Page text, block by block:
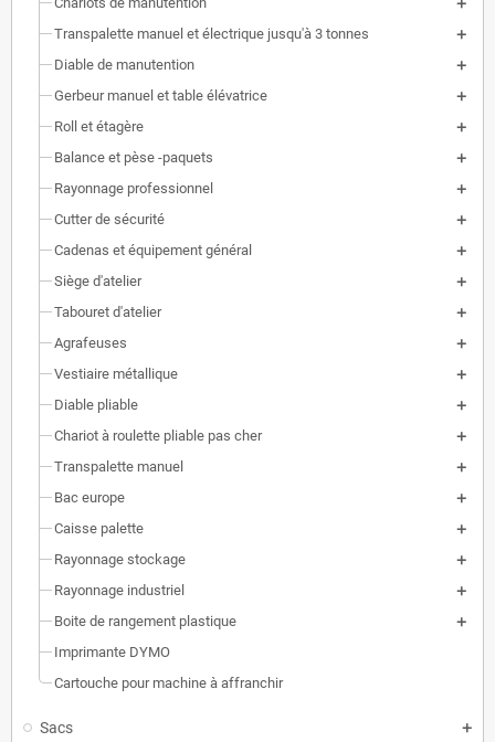
Transpalette manuel et électrique jusqu'à 3 tonnes
Diable de manutention
Gerbeur manuel et table élévatrice
Roll et étagère
Balance et pèse -paquets
Rayonnage professionnel
Cutter de sécurité
Cadenas et équipement général
Siège d'atelier
Tabouret d'atelier
Agrafeuses
Vestiaire métallique
Diable pliable
Chariot à roulette pliable pas cher
Transpalette manuel
Bac europe
Caisse palette
Rayonnage stockage
Rayonnage industriel
Boite de rangement plastique
Imprimante DYMO
Cartouche pour machine à affranchir
Sacs